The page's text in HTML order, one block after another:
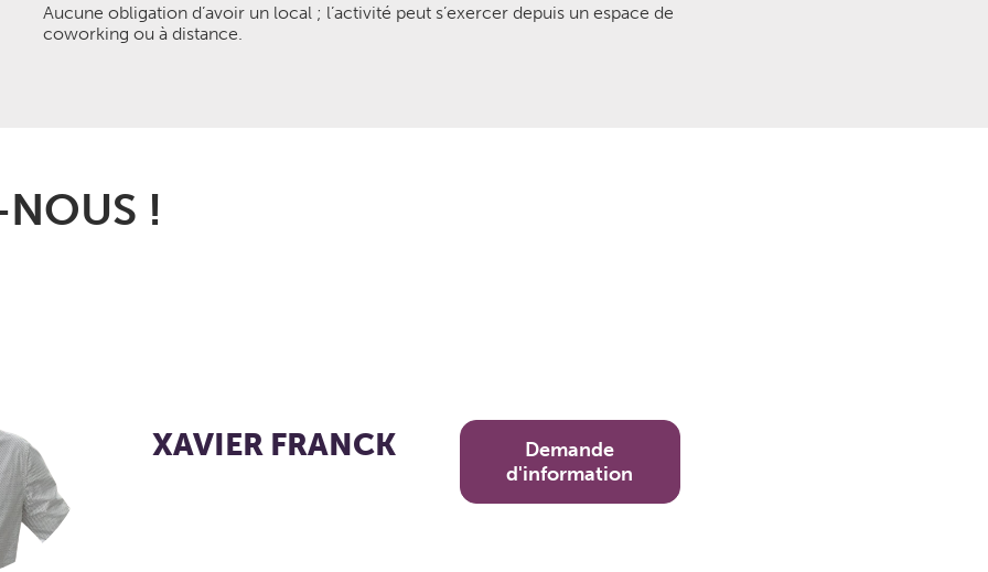
, avec immersion aux côtés de consultants expérimentés,
, pour ajuster la posture professionnelle,
Aucune obligation d’avoir un local ; l’activité peut s’exercer depuis un espace de
coworking ou à distance.
!
XAVIER FRANCK
Demande
d'information